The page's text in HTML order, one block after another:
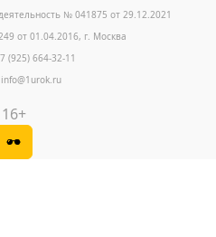
№ 041875 от 29.12.2021
от 01.04.2016, г. Москва
(925) 664-32-11
16+